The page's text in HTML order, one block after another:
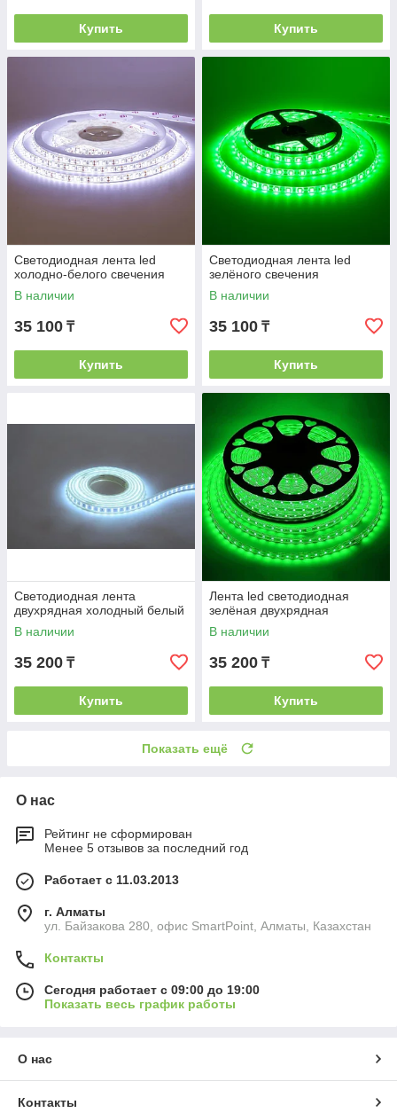
Купить Купить
Светодиодная лента led
холодно-белого свечения
В наличии
35 100 ₸
Купить
Светодиодная лента led
зелёного свечения
В наличии
35 100 ₸
Купить
Светодиодная лента
двухрядная холодный белый
В наличии
35 200 ₸
Купить
Лента led светодиодная
зелёная двухрядная
В наличии
35 200 ₸
Купить
Показать ещё
О нас
Рейтинг не сформирован
Менее 5 отзывов за последний год
Работает с 11.03.2013
г. Алматы
ул. Байзакова 280, офис SmartPoint, Алматы, Казахстан
Контакты
Сегодня работает с 09:00 до 19:00
Показать весь график работы
О нас
Контакты